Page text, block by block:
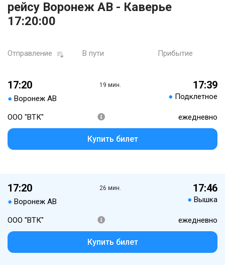
рейсу Воронеж АВ - Каверье
17:20:00
Отправление В пути Прибытие
17:20
● Воронеж АВ
19 мин. 17:39
● Подклетное
ООО "ВТК" ежедневно
Купить билет
17:20
● Воронеж АВ
26 мин. 17:46
● Вышка
ООО "ВТК" ежедневно
Купить билет